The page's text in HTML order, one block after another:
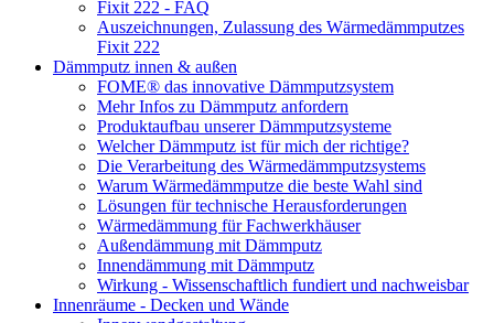
Fixit 222 - FAQ
Auszeichnungen, Zulassung des Wärmedämmputzes
Fixit 222
Dämmputz innen & außen
FOME® das innovative Dämmputzsystem
Mehr Infos zu Dämmputz anfordern
Produktaufbau unserer Dämmputzsysteme
Welcher Dämmputz ist für mich der richtige?
Die Verarbeitung des Wärmedämmputzsystems
Warum Wärmedämmputze die beste Wahl sind
Lösungen für technische Herausforderungen
Wärmedämmung für Fachwerkhäuser
Außendämmung mit Dämmputz
Innendämmung mit Dämmputz
Wirkung - Wissenschaftlich fundiert und nachweisbar
Innenräume - Decken und Wände